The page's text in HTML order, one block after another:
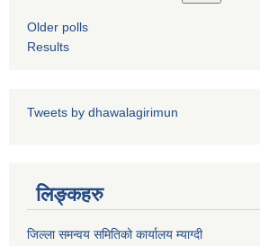
Older polls
Results
Tweets by dhawalagirimun
लिङ्कहरु
जिल्ला समन्वय समितिको कार्यालय म्याग्दी